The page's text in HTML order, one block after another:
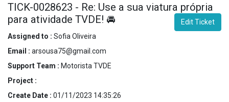
TICK-0028623 - Re: Use a sua viatura própria
para atividade TVDE! 🚘
Edit Ticket
Assigned to : Sofia Oliveira
Email : arsousa75@gmail.com
Support Team : Motorista TVDE
Project :
Create Date : 01/11/2023 14:35:26